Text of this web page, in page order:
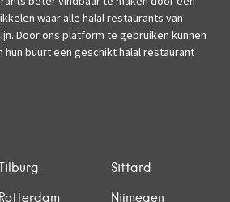
waar alle halal restaurants van
Door ons platform te gebruiken kunnen
buurt een geschikt halal restaurant
Sittard
Rotterdam Nijmegen